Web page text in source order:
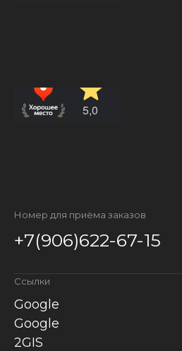
Номер для приёма заказов
+7(906)622-67-15
Ссылки
Google
Google
2GIS